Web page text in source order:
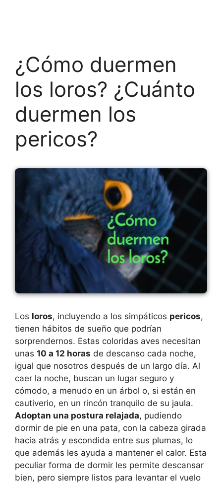
¿Cómo duermen
los loros? ¿Cuánto
duermen los
pericos?
Los loros, incluyendo a los simpáticos pericos,
tienen hábitos de sueño que podrían
sorprendernos. Estas coloridas aves necesitan
unas 10 a 12 horas de descanso cada noche,
igual que nosotros después de un largo día. Al
caer la noche, buscan un lugar seguro y
cómodo, a menudo en un árbol o, si están en
cautiverio, en un rincón tranquilo de su jaula.
Adoptan una postura relajada, pudiendo
dormir de pie en una pata, con la cabeza girada
hacia atrás y escondida entre sus plumas, lo
que además les ayuda a mantener el calor. Esta
peculiar forma de dormir les permite descansar
bien, pero siempre listos para levantar el vuelo